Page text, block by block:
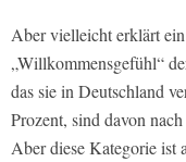
Aber vielleicht erklärt
„Willkommensgefühl“
das sie in Deutschland
Prozent, sind davon
Aber diese Kategorie ist